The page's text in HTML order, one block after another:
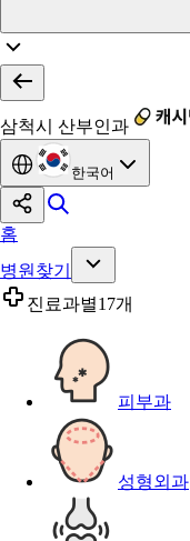
삼척시 산부인과
한국어
홈
병원찾기
진료과별17개
피부과
성형외과